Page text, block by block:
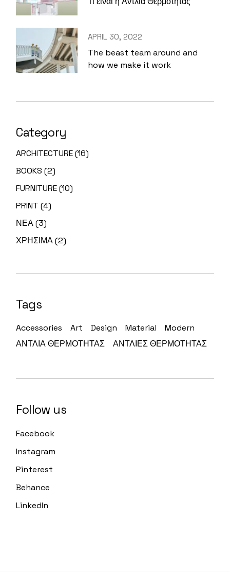
APRIL 30, 2022
The beast team around and
how we make it work
Category
ARCHITECTURE(16)
BOOKS (2)
FURNITURE(10)
PRINT (4)
ΝΕΑ(3)
ΧΡΗΣΙΜΑ(2)
Tags
Accessories Art Design Material
Modern
ΑΝΤΛΙΑ ΘΕΡΜΟΤΗΤΑΣ
ΑΝΤΛΙΕΣ ΘΕΡΜΟΤΗΤΑΣ
Follow us
Facebook
Instagram
Pinterest
Behance
LinkedIn